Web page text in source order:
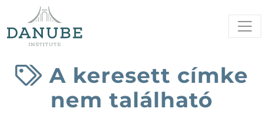
A keresett címke
nem található